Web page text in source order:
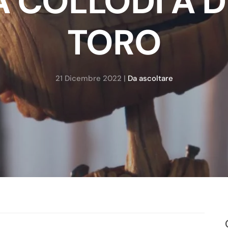
TORO
21 Dicembre 2022 | Da ascoltare